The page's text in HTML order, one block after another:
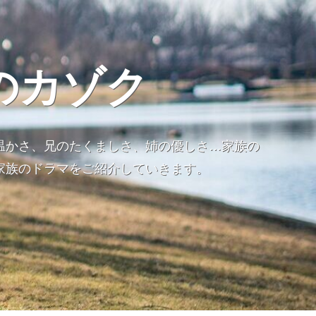
カゾク
かさ、兄のたくましさ、姉の優しさ…家族の
のドラマをご紹介していきます。